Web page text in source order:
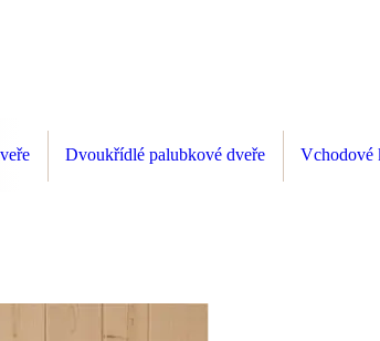
Dvoukřídlé palubkové dveře Vchodové